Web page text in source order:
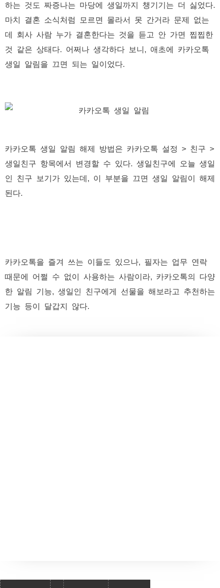
하는 것도 짜증나는 마당에 생일까지 챙기기는 더 싫었다.
마치 결혼 소식처럼 모르면 몰라서 못 간거라 문제 없는
데 회사 사람 누가 결혼한다는 것을 듣고 안 가면 찝찝한
것 같은 상태다. 어쩌나 생각하다 보니, 애초에 카카오톡
생일 알림을 끄면 되는 일이었다.
카카오톡 생일 알림 해제 방법은 카카오톡 설정 > 친구 >
생일친구 항목에서 변경할 수 있다. 생일친구에 오늘 생일
인 친구 보기가 있는데, 이 부분을 끄면 생일 알림이 해제
된다.
카카오톡을 즐겨 쓰는 이들도 있으나, 필자는 업무 연락
때문에 어쩔 수 없이 사용하는 사람이라, 카카오톡의 다양
한 알림 기능, 생일인 친구에게 선물을 해보라고 추천하는
기능 등이 달갑지 않다.